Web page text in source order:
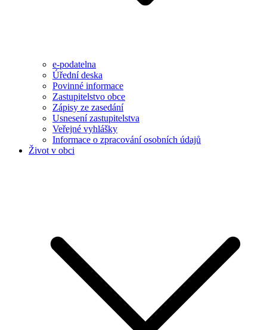
e-podatelna
Úřední deska
Povinné informace
Zastupitelstvo obce
Zápisy ze zasedání
Usnesení zastupitelstva
Veřejné vyhlášky
Informace o zpracování osobních údajů
Život v obci